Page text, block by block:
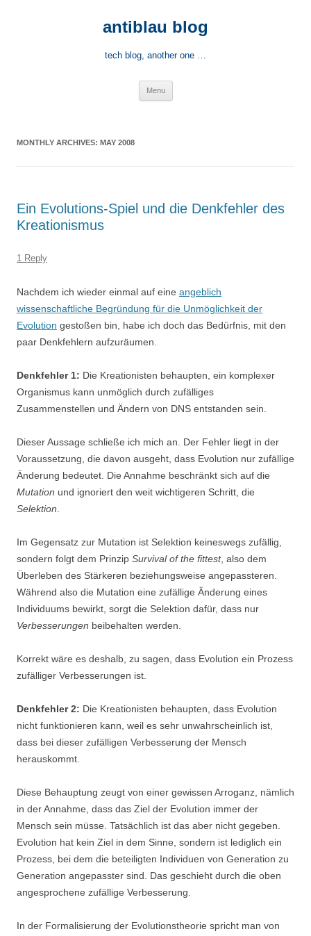
antiblau blog
tech blog, another one …
Menu
MONTHLY ARCHIVES: MAY 2008
Ein Evolutions-Spiel und die Denkfehler des
Kreationismus
1 Reply
Nachdem ich wieder einmal auf eine angeblich
wissenschaftliche Begründung für die Unmöglichkeit der
Evolution gestoßen bin, habe ich doch das Bedürfnis, mit den
paar Denkfehlern aufzuräumen.
Denkfehler 1: Die Kreationisten behaupten, ein komplexer
Organismus kann unmöglich durch zufälliges
Zusammenstellen und Ändern von DNS entstanden sein.
Dieser Aussage schließe ich mich an. Der Fehler liegt in der
Voraussetzung, die davon ausgeht, dass Evolution nur zufällige
Änderung bedeutet. Die Annahme beschränkt sich auf die
Mutation und ignoriert den weit wichtigeren Schritt, die
Selektion
Im Gegensatz zur Mutation ist Selektion keineswegs zufällig,
sondern folgt dem Prinzip Survival of the fittest, also dem
Überleben des Stärkeren beziehungsweise angepassteren.
Während also die Mutation eine zufällige Änderung eines
Individuums bewirkt, sorgt die Selektion dafür, dass nur
Verbesserungen beibehalten werden.
Korrekt wäre es deshalb, zu sagen, dass Evolution ein Prozess
zufälliger Verbesserungen ist.
Denkfehler 2: Die Kreationisten behaupten, dass Evolution
nicht funktionieren kann, weil es sehr unwahrscheinlich ist,
dass bei dieser zufälligen Verbesserung der Mensch
herauskommt.
Diese Behauptung zeugt von einer gewissen Arroganz, nämlich
in der Annahme, dass das Ziel der Evolution immer der
Mensch sein müsse. Tatsächlich ist das aber nicht gegeben.
Evolution hat kein Ziel in dem Sinne, sondern ist lediglich ein
Prozess, bei dem die beteiligten Individuen von Generation zu
Generation angepasster sind. Das geschieht durch die oben
angesprochene zufällige Verbesserung.
In der Formalisierung der Evolutionstheorie spricht man von